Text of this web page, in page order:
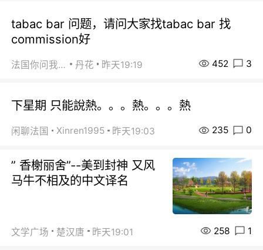
tabac bar 问题，请问大家找tabac bar 找
commission好
法国你问我答 丹花 昨天19:19 452 3
下星期 只能說熱。。。熱。。。熱
闲聊法国 Xinren1995 昨天19:03 235 0
” 香榭丽舍”--美到封神 又风
马牛不相及的中文译名
文学广场 楚汉唐 昨天19:01 258 1